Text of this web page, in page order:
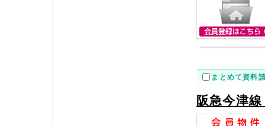
まとめて資料
阪急今津